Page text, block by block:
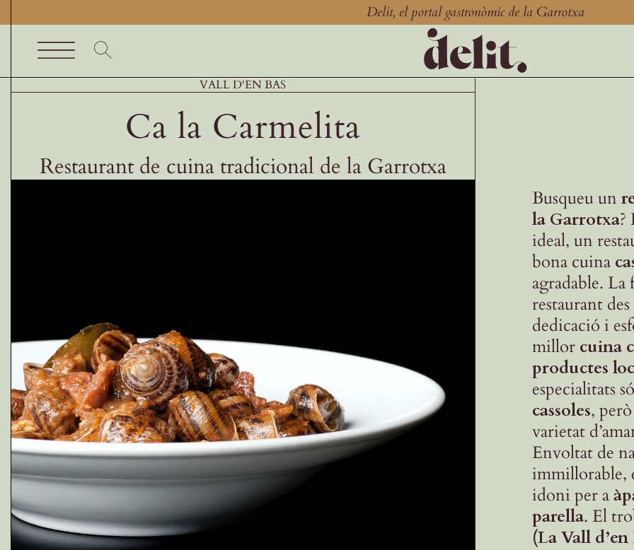
Delit, el portal gastronòmic de la Garrotxa
Toggle
Navigation
Productors
Receptes de la Garrotxa
VALL D'EN BAS
Ca la Carmelita
Restaurant de cuina tradicional de la Garrotxa
Busqueu un
la Garrotxa?
ideal, un
bona cuina
agradable.
restaurant
dedicació i
millor cuina
productes
especialitats
cassoles,
varietat
Envoltat de
immillorable,
idoni per a
parella. El
(La Vall d’en